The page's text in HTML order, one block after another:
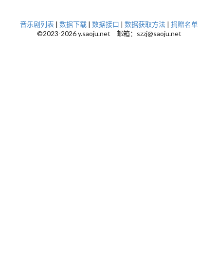
音乐剧列表 | 数据下载 | 数据接口 | 数据获取方法 | 捐赠名单
©2023-2026 y.saoju.net 邮箱：szzj@saoju.net